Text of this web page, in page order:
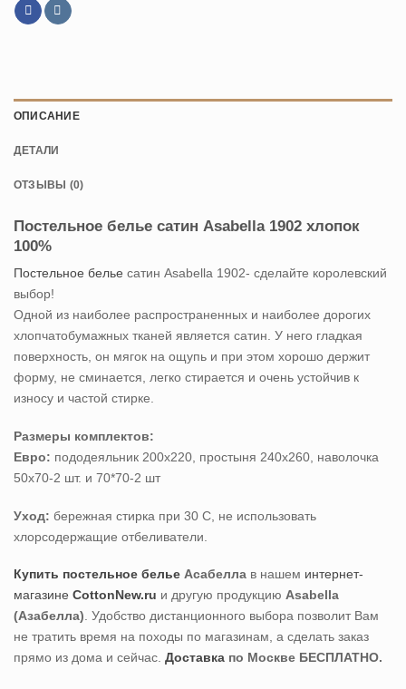
ОПИСАНИЕ
ДЕТАЛИ
ОТЗЫВЫ (0)
Постельное белье сатин Asabella 1902 хлопок
100%
Постельное белье сатин Asabella 1902- сделайте королевский
выбор!
Одной из наиболее распространенных и наиболее дорогих
хлопчатобумажных тканей является сатин. У него гладкая
поверхность, он мягок на ощупь и при этом хорошо держит
форму, не сминается, легко стирается и очень устойчив к
износу и частой стирке.
Размеры комплектов:
Евро: пододеяльник 200х220, простыня 240х260, наволочка
50х70-2 шт. и 70*70-2 шт
Уход: бережная стирка при 30 С, не использовать
хлорсодержащие отбеливатели.
Купить постельное белье Асабелла в нашем интернет-
магазине CottonNew.ru и другую продукцию Asabella
(Азабелла). Удобство дистанционного выбора позволит Вам
не тратить время на походы по магазинам, а сделать заказ
прямо из дома и сейчас. Доставка по Москве БЕСПЛАТНО.